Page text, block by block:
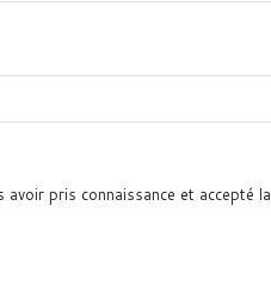
avoir pris connaissance et accepté la